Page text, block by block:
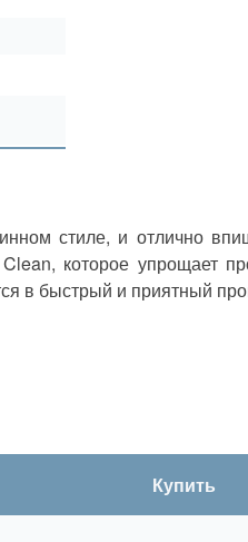
стиле, и отлично
которое упрощает
в быстрый и приятный
Купить